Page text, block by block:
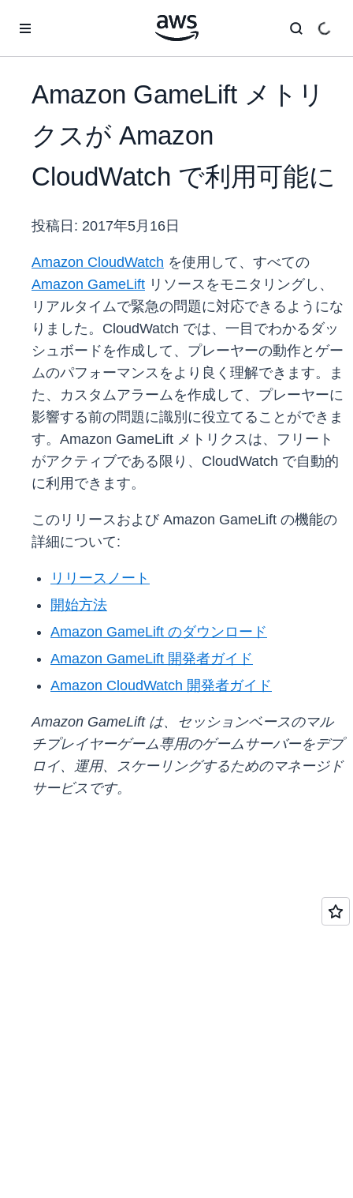
Amazon GameLift メトリ
クスが Amazon
CloudWatch で利用可能に
投稿日: 2017年5月16日
Amazon CloudWatch を使用して、すべての
Amazon GameLift リソースをモニタリングし、
リアルタイムで緊急の問題に対応できるようにな
りました。CloudWatch では、一目でわかるダッ
シュボードを作成して、プレーヤーの動作とゲー
ムのパフォーマンスをより良く理解できます。ま
た、カスタムアラームを作成して、プレーヤーに
影響する前の問題に識別に役立てることができま
す。Amazon GameLift メトリクスは、フリート
がアクティブである限り、CloudWatch で自動的
に利用できます。
このリリースおよび Amazon GameLift の機能の
詳細について:
リリースノート
開始方法
Amazon GameLift のダウンロード
Amazon GameLift 開発者ガイド
Amazon CloudWatch 開発者ガイド
Amazon GameLift は、セッションベースのマル
チプレイヤーゲーム専用のゲームサーバーをデプ
ロイ、運用、スケーリングするためのマネージド
サービスです。